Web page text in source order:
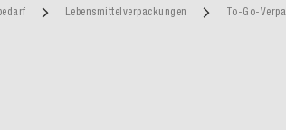
Lebensmittelverpackungen To-Go-